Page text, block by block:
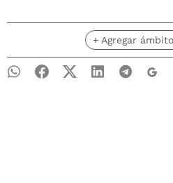
+ Agregar